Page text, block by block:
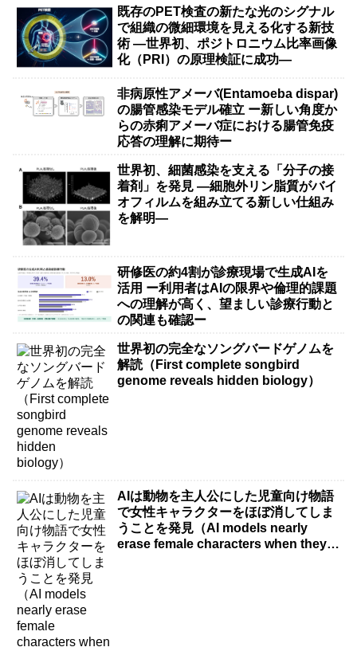
既存のPET検査の新たな光のシグナル
で組織の微細環境を見える化する新技
術 ―世界初、ポジトロニウム比率画像
化（PRI）の原理検証に成功―
非病原性アメーバ(Entamoeba dispar)
の腸管感染モデル確立 ー新しい角度か
らの赤痢アメーバ症における腸管免疫
応答の理解に期待ー
世界初、細菌感染を支える「分子の接
着剤」を発見 ―細胞外リン脂質がバイ
オフィルムを組み立てる新しい仕組み
を解明―
研修医の約4割が診療現場で生成AIを
活用 ー利用者はAIの限界や倫理的課題
への理解が高く、望ましい診療行動と
の関連も確認ー
世界初の完全なソングバードゲノムを
解読（First complete songbird
genome reveals hidden biology）
AIは動物を主人公にした児童向け物語
で女性キャラクターをほぼ消してしま
うことを発見（AI models nearly
erase female characters when they